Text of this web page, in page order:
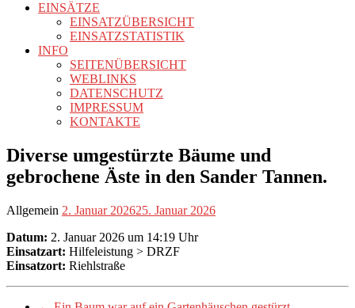
EINSÄTZE
EINSATZÜBERSICHT
EINSATZSTATISTIK
INFO
SEITENÜBERSICHT
WEBLINKS
DATENSCHUTZ
IMPRESSUM
KONTAKTE
Diverse umgestürzte Bäume und
gebrochene Äste in den Sander Tannen.
Allgemein 2. Januar 202625. Januar 2026
Datum: 2. Januar 2026 um 14:19 Uhr
Einsatzart: Hilfeleistung > DRZF
Einsatzort: Riehlstraße